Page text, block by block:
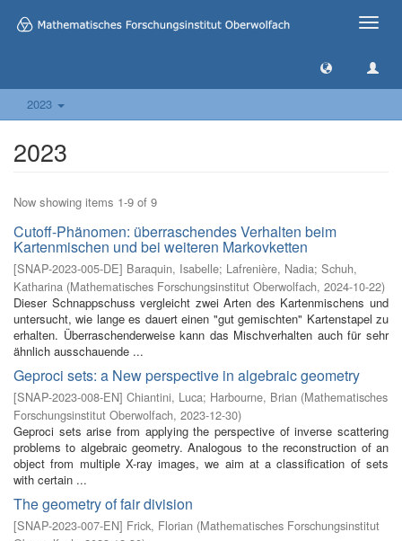
Toggle
2023
2023
Now showing items 1-9 of 9
Cutoff-Phänomen: überraschendes Verhalten beim
Kartenmischen und bei weiteren Markovketten
[SNAP-2023-005-DE] Baraquin, Isabelle; Lafrenière, Nadia; Schuh,
Katharina (Mathematisches Forschungsinstitut Oberwolfach, 2024-10-22)
Dieser Schnappschuss vergleicht zwei Arten des Kartenmischens und
untersucht, wie lange es dauert einen "gut gemischten" Kartenstapel zu
erhalten. Überraschenderweise kann das Mischverhalten auch für sehr
ähnlich ausschauende ...
Geproci sets: a New perspective in algebraic geometry
[SNAP-2023-008-EN] Chiantini, Luca; Harbourne, Brian (Mathematisches
Forschungsinstitut Oberwolfach, 2023-12-30)
Geproci sets arise from applying the perspective of inverse scattering
problems to algebraic geometry. Analogous to the reconstruction of an
object from multiple X-ray images, we aim at a classification of sets
with certain ...
The geometry of fair division
[SNAP-2023-007-EN] Frick, Florian (Mathematisches Forschungsinstitut